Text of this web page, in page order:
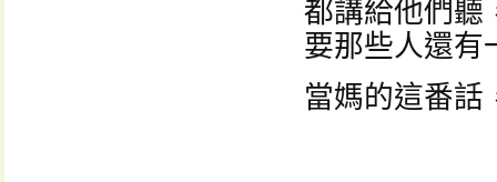
都講給他們聽
要那些人還
當媽的這番話